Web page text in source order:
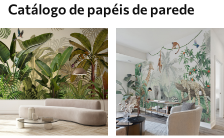
Catálogo de papéis de parede